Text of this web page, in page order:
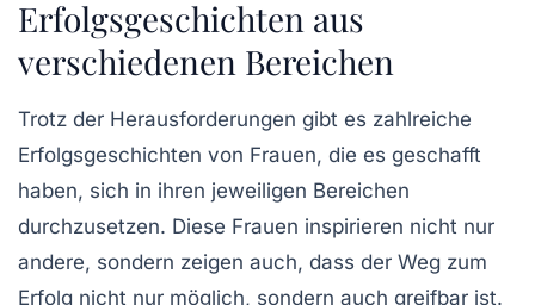
Erfolgsgeschichten aus
verschiedenen Bereichen
Trotz der Herausforderungen gibt es zahlreiche
Erfolgsgeschichten von Frauen, die es geschafft
haben, sich in ihren jeweiligen Bereichen
durchzusetzen. Diese Frauen inspirieren nicht nur
andere, sondern zeigen auch, dass der Weg zum
Erfolg nicht nur möglich, sondern auch greifbar ist.